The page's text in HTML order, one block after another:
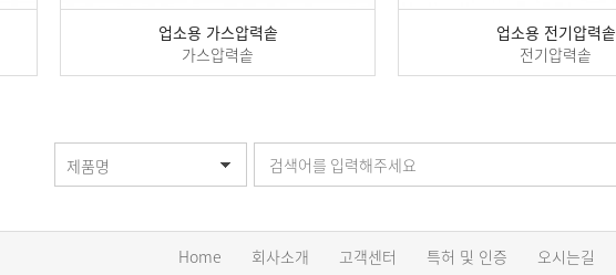
업소용 가스압력솥
가스압력솥
업소용 전기압력솥
전기압력솥
제품명
Home 회사소개 고객센터 특허 및 인증 오시는길